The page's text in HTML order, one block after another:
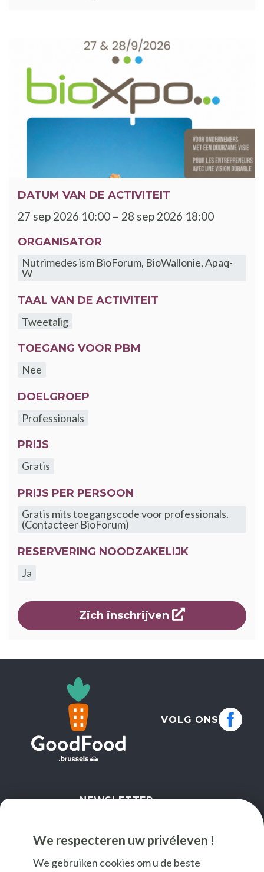
We respecteren uw privéleven !
We gebruiken cookies om u de beste
DATUM VAN DE ACTIVITEIT
27 sep 2026 10:00 – 28 sep 2026 18:00
ORGANISATOR
Nutrimedes ism BioForum, BioWallonie, Apaq-
W
TAAL VAN DE ACTIVITEIT
Tweetalig
TOEGANG VOOR PBM
Nee
DOELGROEP
Professionals
PRIJS
Gratis
PRIJS PER PERSOON
Gratis mits toegangscode voor professionals.
(Contacteer BioForum)
RESERVERING NOODZAKELIJK
Ja
Zich inschrijven opent een
VOLG ONS
NEWSLETTER